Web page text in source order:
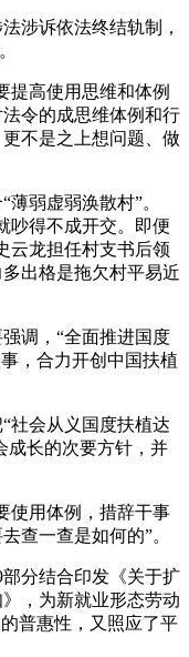
诉依法终结轨制，
高使用思维和体例
令的成思维体例和行
不是之上想问题、做
弱虚弱涣散村”。
吵得不成开交。即便
云龙担任村支书后领
出格是拖欠村平易近
调，“全面推进国度
，合力开创中国扶植
会从义国度扶植达
成长的次要方针，并
用体例，措辞干事
查一查是如何的”。
分结合印发《关于扩
，为新就业形态劳动
普惠性，又照应了平